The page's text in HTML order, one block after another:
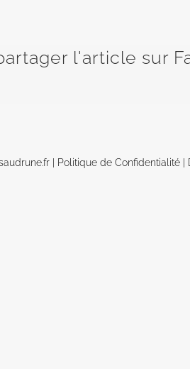
l'article sur
| Politique de Confidentialité